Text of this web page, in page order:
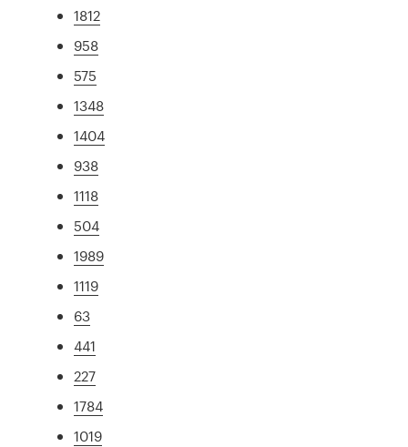
1812
958
575
1348
1404
938
1118
504
1989
1119
63
441
227
1784
1019